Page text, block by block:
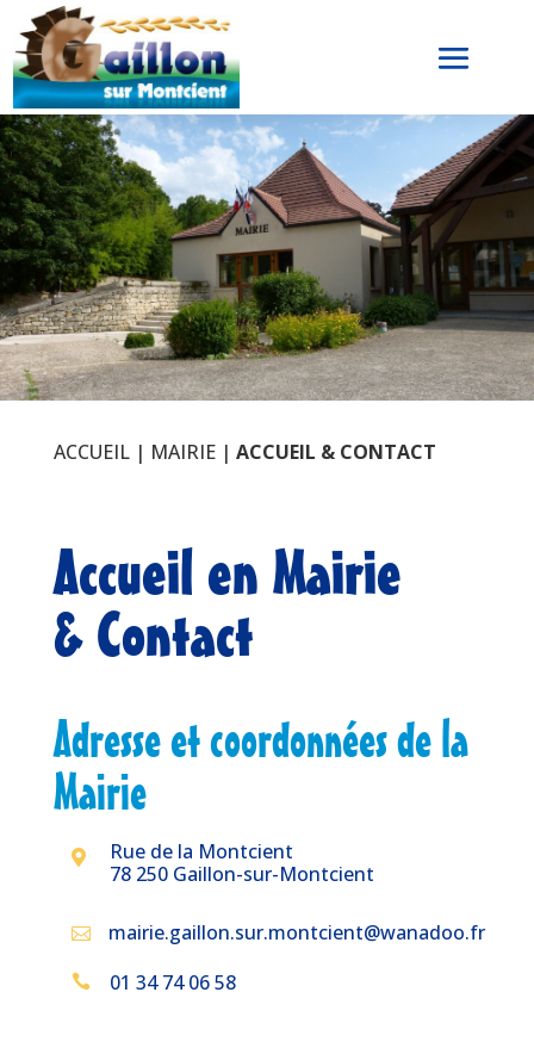
ACCUEIL| MAIRIE| ACCUEIL & CONTACT
Accueil en Mairie
& Contact
Adresse et coordonnées de la
Mairie

Rue de la Montcient
78 250 Gaillon-sur-Montcient
 mairie.gaillon.sur.montcient@wanadoo.fr
 01 34 74 06 58